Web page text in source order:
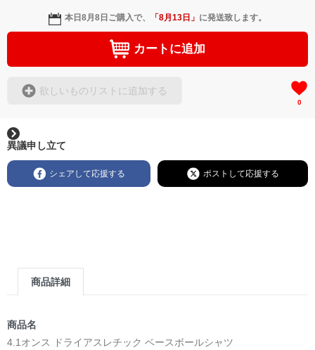
本日8月8日 ご購入で、 「8月13日 」 に発送致します。
カートに追加
欲しいものリストに追加する
0
異議申し立て
シェアして応援する ポストして応援する
商品詳細
商品名
4.1オンス ドライアスレチック ベースボールシャツ